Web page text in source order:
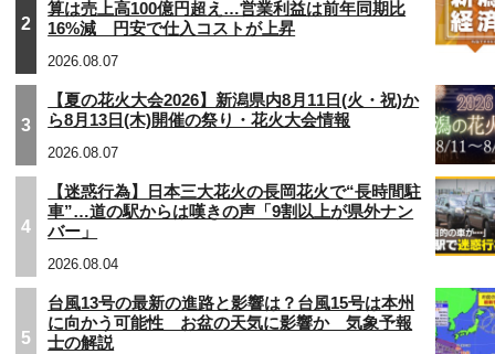
2
算は売上高100億円超え…営業利益は前年同期比
16%減 円安で仕入コストが上昇
2026.08.07
3
【夏の花火大会2026】新潟県内8月11日(火・祝)か
ら8月13日(木)開催の祭り・花火大会情報
2026.08.07
4
【迷惑行為】日本三大花火の長岡花火で“長時間駐
車”…道の駅からは嘆きの声「9割以上が県外ナン
バー」
2026.08.04
5
台風13号の最新の進路と影響は？台風15号は本州
に向かう可能性 お盆の天気に影響か 気象予報
士の解説